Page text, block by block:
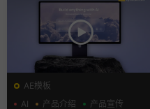
AE模板
AI
产品介绍 产品宣传